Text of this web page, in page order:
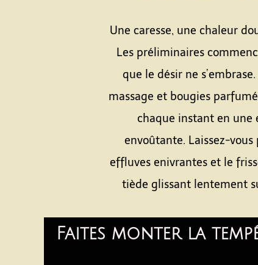
Une caresse, une chaleur
Les préliminaires
que le désir ne
massage et bougies
chaque instant en une
envoûtante. Laissez-
effluves enivrantes et le
tiède glissant lentement
Faites monter la